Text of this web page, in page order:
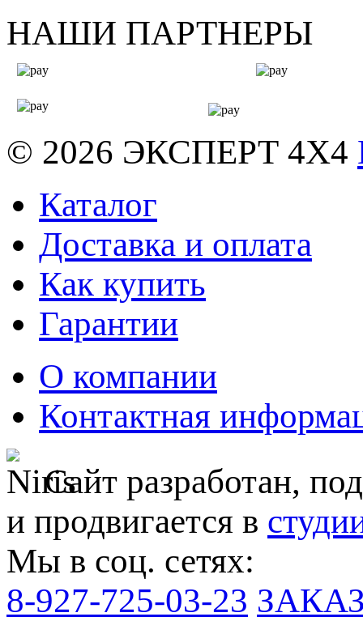
НАШИ ПАРТНЕРЫ
© 2026 ЭКСПЕРТ 4Х4
Каталог
Доставка и оплата
Как купить
Гарантии
О компании
Контактная
Сайт разработан,
и продвигается в
Мы в соц. сетях:
8-927-725-03-23